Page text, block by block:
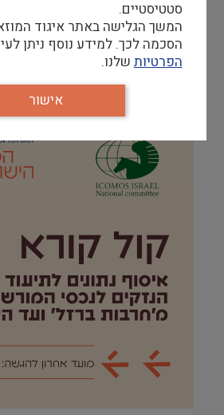
קולות
סטטיסטיים.
המשך הגלישה באתר איגוד
הסכמה לכך. למידע נוסף ניתן
הפרטיות שלנו.
אישור